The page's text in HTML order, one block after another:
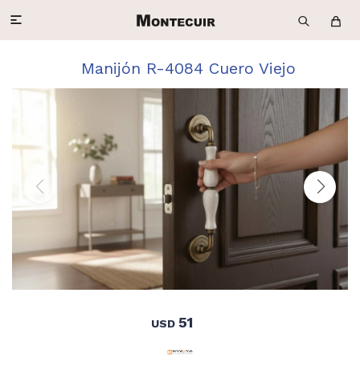

Manijón R-4084 Cuero Viejo
USD 51